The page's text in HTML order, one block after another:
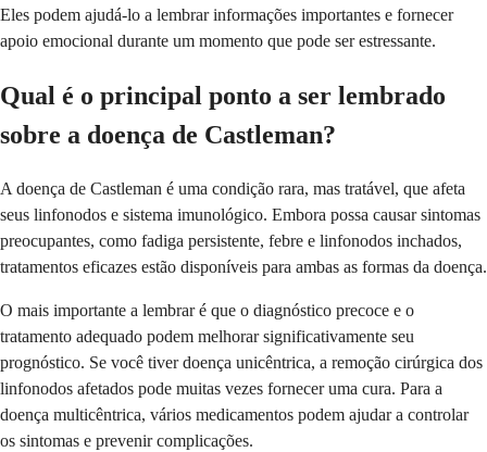
Eles podem ajudá-lo a lembrar informações importantes e fornecer
apoio emocional durante um momento que pode ser estressante.
Qual é o principal ponto a ser lembrado
sobre a doença de Castleman?
A doença de Castleman é uma condição rara, mas tratável, que afeta
seus linfonodos e sistema imunológico. Embora possa causar sintomas
preocupantes, como fadiga persistente, febre e linfonodos inchados,
tratamentos eficazes estão disponíveis para ambas as formas da doença.
O mais importante a lembrar é que o diagnóstico precoce e o
tratamento adequado podem melhorar significativamente seu
prognóstico. Se você tiver doença unicêntrica, a remoção cirúrgica dos
linfonodos afetados pode muitas vezes fornecer uma cura. Para a
doença multicêntrica, vários medicamentos podem ajudar a controlar
os sintomas e prevenir complicações.